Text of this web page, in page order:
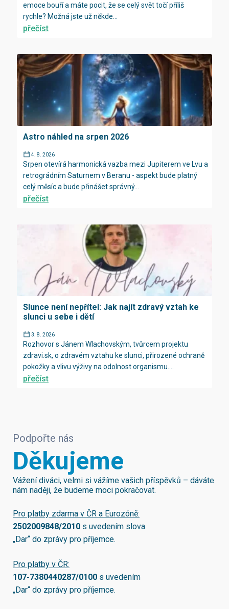
emoce bouří a máte pocit, že se celý svět točí příliš
rychle? Možná jste už někde...
přečíst
Astro náhled na srpen 2026
4. 8. 2026
Srpen otevírá harmonická vazba mezi Jupiterem ve Lvu a
retrográdním Saturnem v Beranu - aspekt bude platný
celý měsíc a bude přinášet správný...
přečíst
Slunce není nepřítel: Jak najít zdravý vztah ke
slunci u sebe i dětí
3. 8. 2026
Rozhovor s Jánem Wlachovským, tvůrcem projektu
zdravi.sk, o zdravém vztahu ke slunci, přirozené ochraně
pokožky a vlivu výživy na odolnost organismu....
přečíst
Podpořte nás
Děkujeme
Vážení diváci, velmi si vážíme vašich příspěvků – dáváte
nám naději, že budeme moci pokračovat.
Pro platby zdarma v ČR a Eurozóně:
2502009848/2010 s uvedením slova
„Dar“ do zprávy pro příjemce.
Pro platby v ČR:
107-7380440287/0100 s uvedením
„Dar“ do zprávy pro příjemce.